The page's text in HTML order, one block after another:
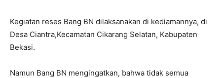
Kegiatan reses Bang BN dilaksanakan di kediamannya, di
Desa Ciantra,Kecamatan Cikarang Selatan, Kabupaten
Bekasi.
Namun Bang BN mengingatkan, bahwa tidak semua